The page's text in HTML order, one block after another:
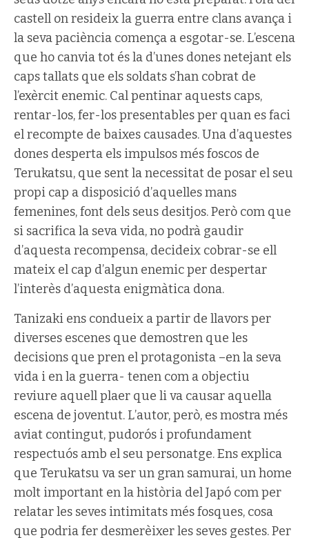
castell on resideix la guerra entre clans avança i
la seva paciència comença a esgotar-se. L’escena
que ho canvia tot és la d’unes dones netejant els
caps tallats que els soldats s’han cobrat de
l’exèrcit enemic. Cal pentinar aquests caps,
rentar-los, fer-los presentables per quan es faci
el recompte de baixes causades. Una d’aquestes
dones desperta els impulsos més foscos de
Terukatsu, que sent la necessitat de posar el seu
propi cap a disposició d’aquelles mans
femenines, font dels seus desitjos. Però com que
si sacrifica la seva vida, no podrà gaudir
d’aquesta recompensa, decideix cobrar-se ell
mateix el cap d’algun enemic per despertar
l’interès d’aquesta enigmàtica dona.
Tanizaki ens condueix a partir de llavors per
diverses escenes que demostren que les
decisions que pren el protagonista –en la seva
vida i en la guerra- tenen com a objectiu
reviure aquell plaer que li va causar aquella
escena de joventut. L’autor, però, es mostra més
aviat contingut, pudorós i profundament
respectuós amb el seu personatge. Ens explica
que Terukatsu va ser un gran samurai, un home
molt important en la història del Japó com per
relatar les seves intimitats més fosques, cosa
que podria fer desmerèixer les seves gestes. Per